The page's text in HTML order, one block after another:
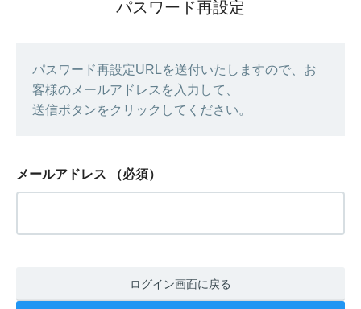
パスワード再設定
パスワード再設定URLを送付いたしますので、お
客様のメールアドレスを入力して、
送信ボタンをクリックしてください。
メールアドレス （必須）
ログイン画面に戻る